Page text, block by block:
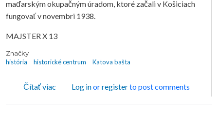
maďarským okupačným úradom, ktoré začali v Košiciach
fungovať v novembri 1938.
MAJSTER X 13
Značky
história
historické centrum Katova bašta
Čítať viaco KATOVA BAŠTA - Časť šiesta
Log inorregisterto post comments